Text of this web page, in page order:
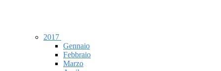
2017
Gennaio
Febbraio
Marzo